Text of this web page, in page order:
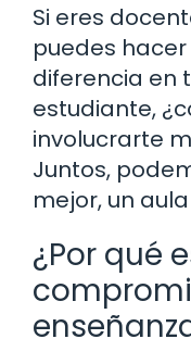
Si eres
puedes
diferencia en
estudiante,
involucrarte
Juntos,
mejor, un
¿Por qué